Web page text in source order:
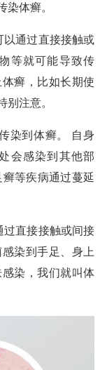
染体癣。
以通过直接接触或
等就可能导致传
癣，比如长期使
别注意。
染到体癣。 自身
会感染到其他部
等疾病通过蔓延
过直接接触或间接
染到手足、身上
染，我们就叫体